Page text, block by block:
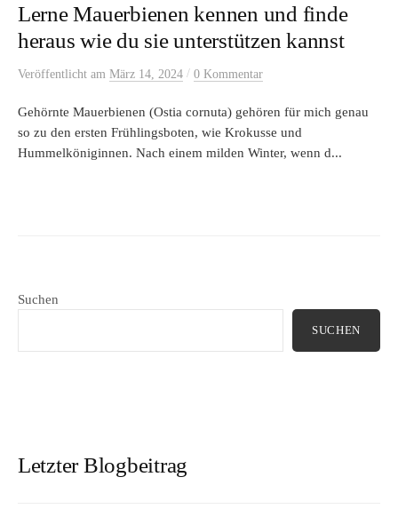
Lerne Mauerbienen kennen und finde
heraus wie du sie unterstützen kannst
Veröffentlicht am März 14, 2024 / 0 Kommentar
Gehörnte Mauerbienen (Ostia cornuta) gehören für mich genau
so zu den ersten Frühlingsboten, wie Krokusse und
Hummelköniginnen. Nach einem milden Winter, wenn d...
Suchen
SUCHEN
Letzter Blogbeitrag